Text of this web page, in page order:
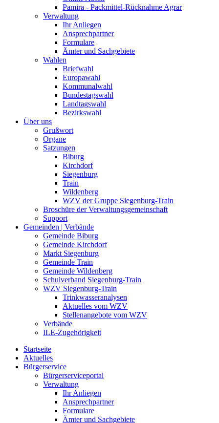
Pamira - Packmittel-Rücknahme Agrar
Verwaltung
Ihr Anliegen
Ansprechpartner
Formulare
Ämter und Sachgebiete
Wahlen
Briefwahl
Europawahl
Kommunalwahl
Bundestagswahl
Landtagswahl
Bezirkswahl
Über uns
Grußwort
Organe
Satzungen
Biburg
Kirchdorf
Siegenburg
Train
Wildenberg
WZV der Gruppe Siegenburg-Train
Broschüre der Verwaltungsgemeinschaft
Support
Gemeinden | Verbände
Gemeinde Biburg
Gemeinde Kirchdorf
Markt Siegenburg
Gemeinde Train
Gemeinde Wildenberg
Schulverband Siegenburg-Train
WZV Siegenburg-Train
Trinkwasseranalysen
Aktuelles vom WZV
Stellenangebote vom WZV
Verbände
ILE-Zugehörigkeit
Startseite
Aktuelles
Bürgerservice
Bürgerserviceportal
Verwaltung
Ihr Anliegen
Ansprechpartner
Formulare
Ämter und Sachgebiete